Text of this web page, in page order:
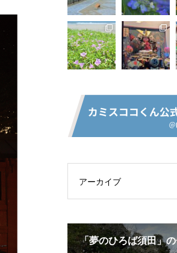
アーカイブ
ろば須田」のチューリップが咲き